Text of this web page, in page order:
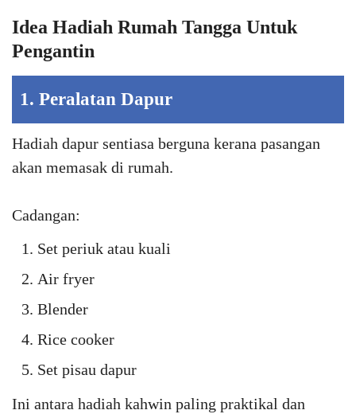
Idea Hadiah Rumah Tangga Untuk
Pengantin
1. Peralatan Dapur
Hadiah dapur sentiasa berguna kerana pasangan
akan memasak di rumah.
Cadangan:
Set periuk atau kuali
Air fryer
Blender
Rice cooker
Set pisau dapur
Ini antara hadiah kahwin paling praktikal dan